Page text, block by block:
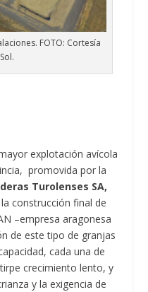
FOTO: Cortesía
explotación avícola
promovida por la
Turolenses SA,
construcción final de
–empresa aragonesa
de este tipo de granjas
cada una de
crecimiento lento, y
y la exigencia de